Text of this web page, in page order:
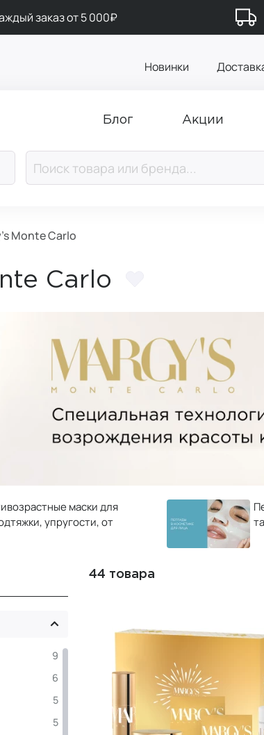
заказ от 5 000₽
Новинки
Блог Акции
Monte Carlo
Carlo
маски для
упругости, от
9
6
5
5
44 товара